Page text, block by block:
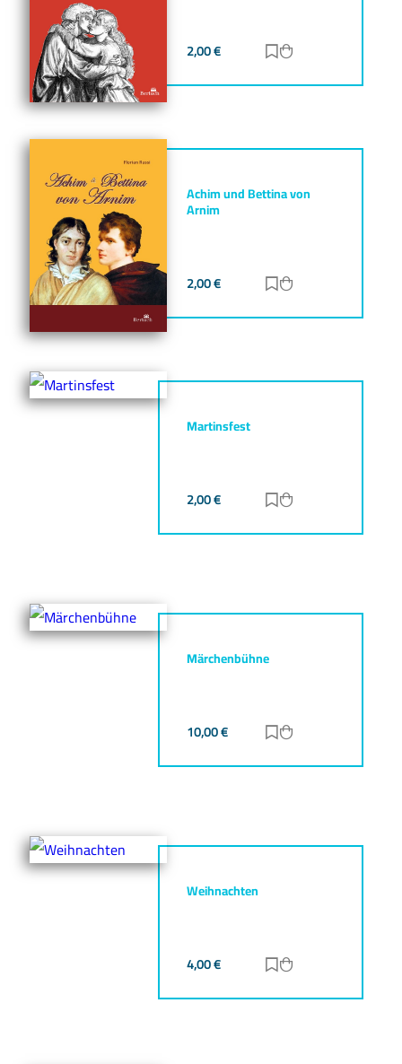
2,00€ Zur Merkliste
Achim und Bettina von
Arnim
2,00€ Zur Merkliste
Martinsfest
2,00€ Zur Merkliste
Märchenbühne
10,00€ Zur Merkliste
Weihnachten
4,00€ Zur Merkliste